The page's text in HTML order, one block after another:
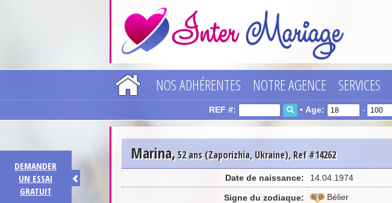
NOS ADHÉRENTES NOTRE AGENCE SERVICES
REF #: • Age: -
Marina,52 ans (Zaporizhia, Ukraine), Ref #14262
Date de naissance: 14.04.1974
Signe du zodiaque: Bélier
DEMANDER
UN ESSAI
GRATUIT